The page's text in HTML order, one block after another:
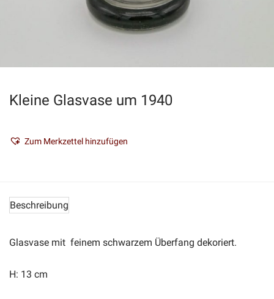
Kleine Glasvase um 1940
Zum Merkzettel hinzufügen
Beschreibung
Glasvase mit feinem schwarzem Überfang dekoriert.
H: 13 cm